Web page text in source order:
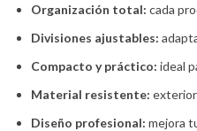
Organización total: cada
Divisiones ajustables:
Compacto y práctico: ideal
Material resistente:
Diseño profesional: mejora